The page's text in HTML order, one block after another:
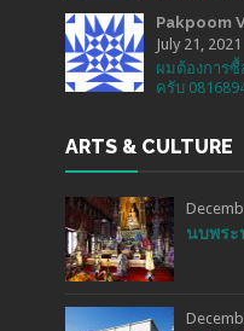
Pakpoom
July 21, 2021
ผมต้องการ
ครับ
ARTS & CULTURE
นบพระ